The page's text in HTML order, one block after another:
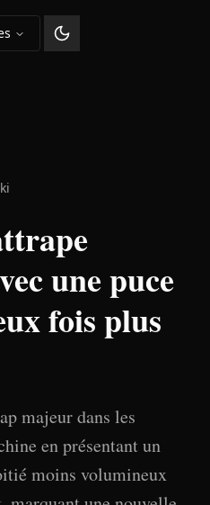
Changer le thème
une puce
fois plus
majeur dans les
en présentant un
moins volumineux